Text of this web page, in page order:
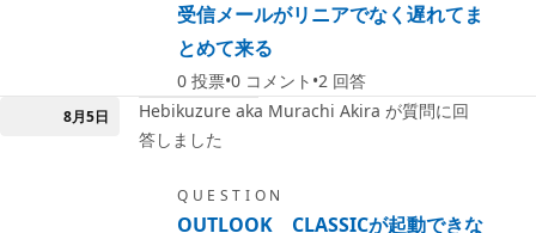
受信メールがリニアでなく遅れてま
とめて来る
0 投票 0 コメント 2 回答
8月5日
Hebikuzure aka Murachi Akira が質問に回
答しました
QUESTION
OUTLOOK CLASSICが起動できな